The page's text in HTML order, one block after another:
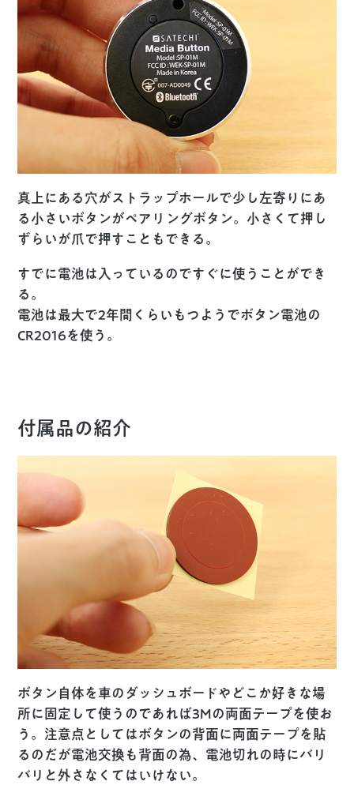
真上にある穴がストラップホールで少し左寄りにあ
る小さいボタンがペアリングボタン。小さくて押し
ずらいが爪で押すこともできる。
すでに電池は入っているのですぐに使うことができ
る。
電池は最大で2年間くらいもつようでボタン電池の
CR2016を使う。
付属品の紹介
ボタン自体を車のダッシュボードやどこか好きな場
所に固定して使うのであれば3Mの両面テープを使お
う。注意点としてはボタンの背面に両面テープを貼
るのだが電池交換も背面の為、電池切れの時にバリ
バリと外さなくてはいけない。